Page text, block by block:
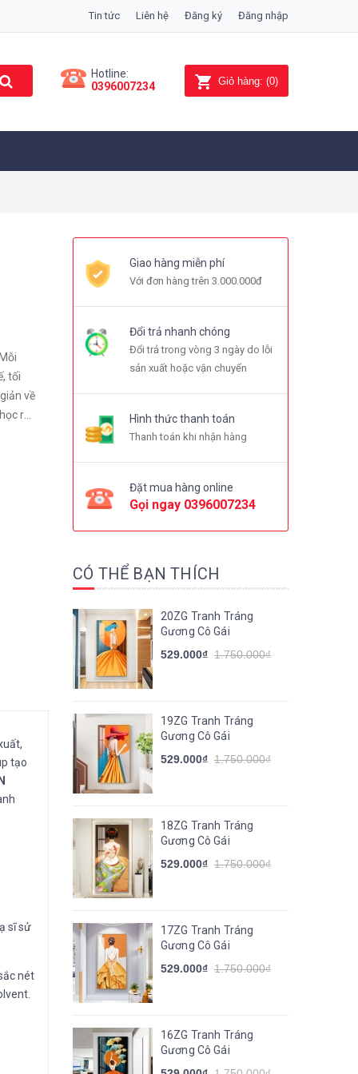
Tin tức Liên hệ Đăng ký Đăng nhập
Hotline:
0396007234
Giỏ hàng: (0)
tối
về
rất
tạo
sĩ sử
nét
Giao hàng miễn phí
Với đơn hàng trên 3.000.000đ
Đổi trả nhanh chóng
Đổi trả trong vòng 3 ngày do lỗi
sản xuất hoặc vận chuyển
Hình thức thanh toán
Thanh toán khi nhận hàng
Đặt mua hàng online
Gọi ngay 0396007234
CÓ THỂ BẠN THÍCH
20ZG Tranh Tráng
Gương Cô Gái
529.000₫ 1.750.000₫
19ZG Tranh Tráng
Gương Cô Gái
529.000₫ 1.750.000₫
18ZG Tranh Tráng
Gương Cô Gái
529.000₫ 1.750.000₫
17ZG Tranh Tráng
Gương Cô Gái
529.000₫ 1.750.000₫
16ZG Tranh Tráng
Gương Cô Gái